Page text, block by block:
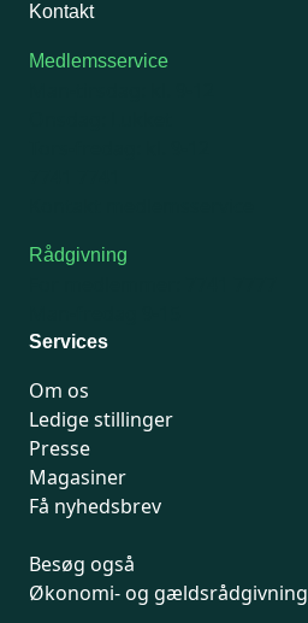
Kontakt
Medlemsservice
Rådgivning
Services
Om os
Ledige stillinger
Presse
Magasiner
Få nyhedsbrev
Besøg også
Økonomi- og gældsrådgivning